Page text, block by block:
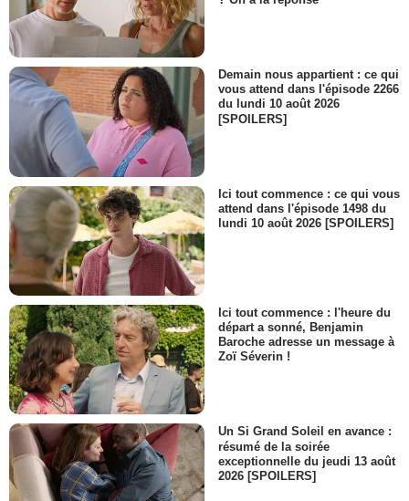
Demain nous appartient : ce qui
vous attend dans l'épisode 2266
du lundi 10 août 2026
[SPOILERS]
Ici tout commence : ce qui vous
attend dans l'épisode 1498 du
lundi 10 août 2026 [SPOILERS]
Ici tout commence : l'heure du
départ a sonné, Benjamin
Baroche adresse un message à
Zoï Séverin !
Un Si Grand Soleil en avance :
résumé de la soirée
exceptionnelle du jeudi 13 août
2026 [SPOILERS]